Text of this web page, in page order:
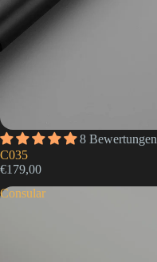
8 Bewertungen
C035
€179,00
Consular